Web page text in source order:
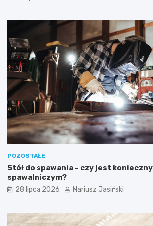
POZOSTAŁE
Stół do spawania – czy jest
spawalniczym?
28 lipca 2026 Mariusz Jasiński